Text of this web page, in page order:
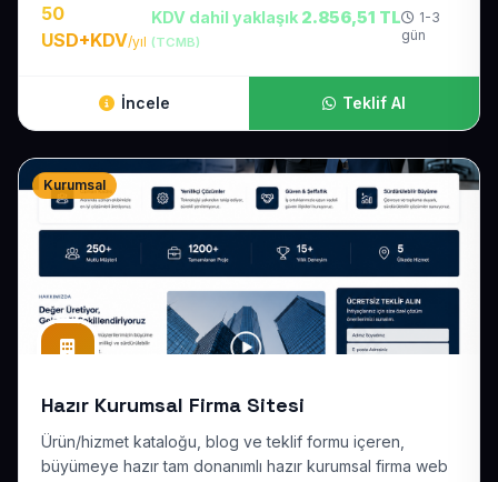
50
USD+KDV/yıl
KDV dahil yaklaşık 2.856,51 TL
(TCMB)
1-3
gün
İncele Teklif Al
Kurumsal
Hazır Kurumsal Firma Sitesi
Ürün/hizmet kataloğu, blog ve teklif formu içeren,
büyümeye hazır tam donanımlı hazır kurumsal firma web